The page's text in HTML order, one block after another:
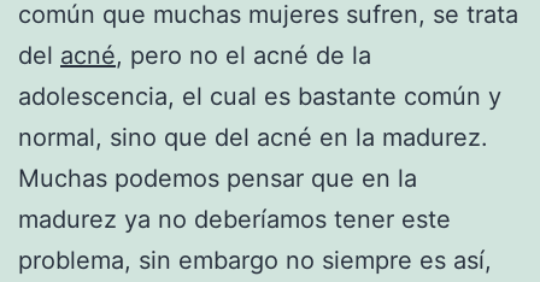
común que muchas mujeres sufren, se trata
del acné, pero no el acné de la
adolescencia, el cual es bastante común y
normal, sino que del acné en la madurez.
Muchas podemos pensar que en la
madurez ya no deberíamos tener este
problema, sin embargo no siempre es así,